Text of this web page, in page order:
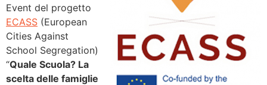
Event del progetto
ECASS (European
Cities Against
School Segregation)
“Quale Scuola? La
scelta delle famiglie